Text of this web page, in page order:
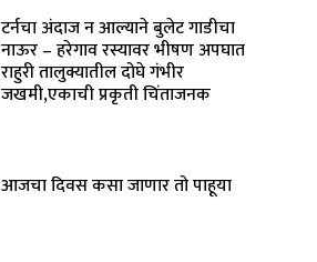
टर्नचा अंदाज न आल्याने बुलेट गाडीचा
नाऊर – हरेगाव रस्यावर भीषण अपघात
राहुरी तालुक्यातील दोघे गंभीर
जखमी,एकाची प्रकृती चिंताजनक
आजचा दिवस कसा जाणार तो पाहूया